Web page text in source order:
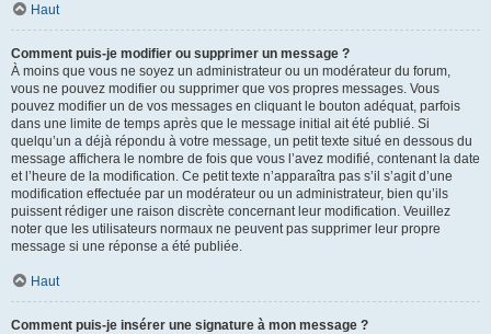
Haut
Comment puis-je modifier ou supprimer un message ?
À moins que vous ne soyez un administrateur ou un modérateur du forum,
vous ne pouvez modifier ou supprimer que vos propres messages. Vous
pouvez modifier un de vos messages en cliquant le bouton adéquat, parfois
dans une limite de temps après que le message initial ait été publié. Si
quelqu’un a déjà répondu à votre message, un petit texte situé en dessous du
message affichera le nombre de fois que vous l’avez modifié, contenant la date
et l’heure de la modification. Ce petit texte n’apparaîtra pas s’il s’agit d’une
modification effectuée par un modérateur ou un administrateur, bien qu’ils
puissent rédiger une raison discrète concernant leur modification. Veuillez
noter que les utilisateurs normaux ne peuvent pas supprimer leur propre
message si une réponse a été publiée.
Haut
Comment puis-je insérer une signature à mon message ?